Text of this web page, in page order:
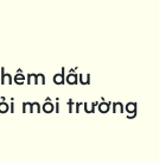
dấu
môi trường